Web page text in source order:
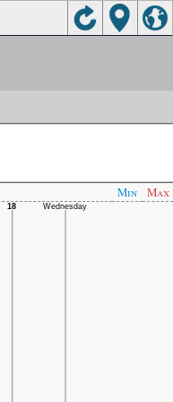
Min Max